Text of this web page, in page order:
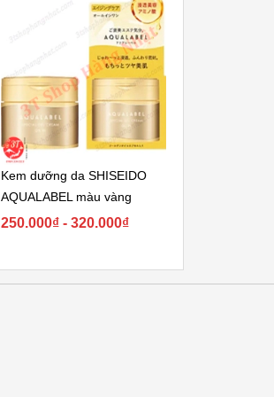
Kem dưỡng da SHISEIDO
AQUALABEL màu vàng
250.000₫ - 320.000₫